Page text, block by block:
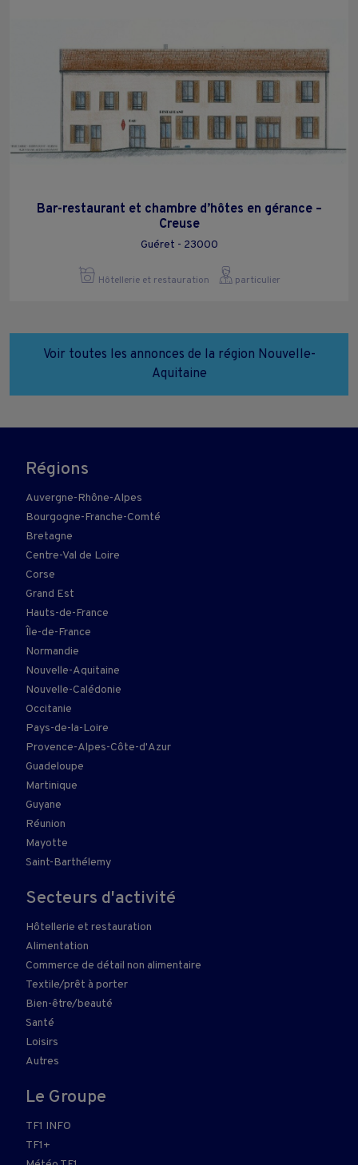
Bar-restaurant et chambre d’hôtes en gérance –
Creuse
Guéret - 23000
Hôtellerie et restauration particulier
Voir toutes les annonces de la région Nouvelle-
Aquitaine
Régions
Auvergne-Rhône-Alpes
Bourgogne-Franche-Comté
Bretagne
Centre-Val de Loire
Corse
Grand Est
Hauts-de-France
Île-de-France
Normandie
Nouvelle-Aquitaine
Nouvelle-Calédonie
Occitanie
Pays-de-la-Loire
Provence-Alpes-Côte-d'Azur
Guadeloupe
Martinique
Guyane
Réunion
Mayotte
Saint-Barthélemy
Secteurs d'activité
Hôtellerie et restauration
Alimentation
Commerce de détail non alimentaire
Textile/prêt à porter
Bien-être/beauté
Santé
Loisirs
Autres
Le Groupe
TF1 INFO
TF1+